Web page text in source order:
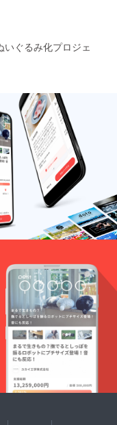
ぐるみ化プロジェ